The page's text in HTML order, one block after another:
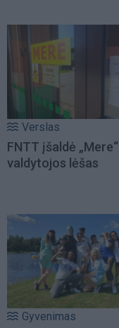
Verslas
FNTT įšaldė „Mere“
valdytojos lėšas
Gyvenimas